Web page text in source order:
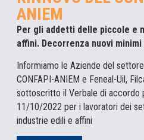
ANIEM
Per gli addetti delle piccole e
affini. Decorrenza nuovi minimi
Informiamo le Aziende del
CONFAPI-ANIEM e Feneal-Uil,
sottoscritto il Verbale di accordo
11/10/2022 per i lavoratori dei
industrie edili e affini